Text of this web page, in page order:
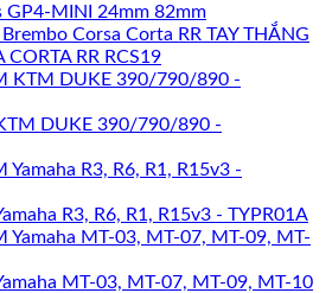
GP4-MINI 24mm 82mm
TAY THẮNG
CORTA RR RCS19
DUKE 390/790/890 -
R3, R6, R1, R15v3 - TYPR01A
MT-03, MT-07, MT-09, MT-10